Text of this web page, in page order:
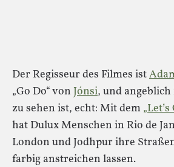
Der Regisseur des Filmes ist
„Go Do“ von Jónsi, und angeblich
zu sehen ist, echt: Mit dem
hat Dulux Menschen in Rio de
London und Jodhpur ihre
farbig anstreichen lassen.